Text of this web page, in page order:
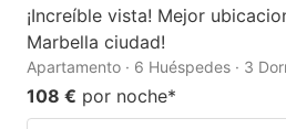
¡Increíble vista! Mejor
Marbella ciudad!
Apartamento · 6 Huéspedes · 3
108 € por noche*